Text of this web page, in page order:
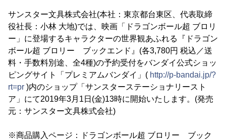
サンスター文具株式会社(本社：東京都台東区、代表取締
役社長：小林 大地)では、映画「ドラゴンボール超 ブロリ
ー」に登場するキャラクターの世界観あふれる『ドラゴン
ボール超 ブロリー ブックエンド』(各3,780円 税込／送
料・手数料別途、全4種)の予約受付をバンダイ公式ショッ
ピングサイト「プレミアムバンダイ」( http://p-bandai.jp/?
rt=pr )内のショップ「サンスターステーショナリースト
ア」にて2019年3月1日(金)13時に開始いたします。(発売
元：サンスター文具株式会社)
※商品購入ページ：ドラゴンボール超 ブロリー ブック